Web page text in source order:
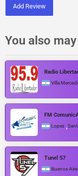
Add Review
You also
Radio
Villa
FM
Lopez ,
Tunel 57
Buenos